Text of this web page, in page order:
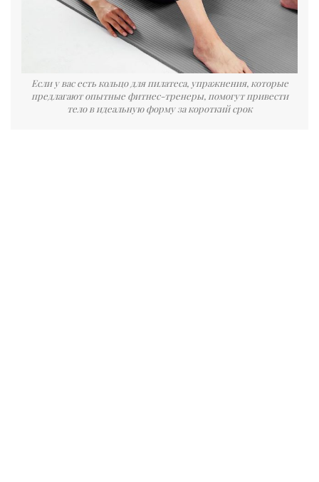
Если у вас есть кольцо для пилатеса, упражнения, которые
предлагают опытные фитнес-тренеры, помогут привести
тело в идеальную форму за короткий срок